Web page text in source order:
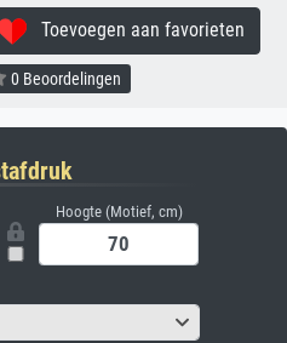
Toevoegen aan favorieten
0 Beoordelingen
Hoogte (Motief, cm)